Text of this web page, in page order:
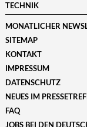
TECHNIK
MONATLICHER
SITEMAP
KONTAKT
IMPRESSUM
DATENSCHUTZ
NEUES IM
FAQ
JOBS BEI DEN